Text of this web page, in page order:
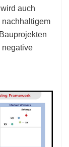
auch
nachhaltigem
negative